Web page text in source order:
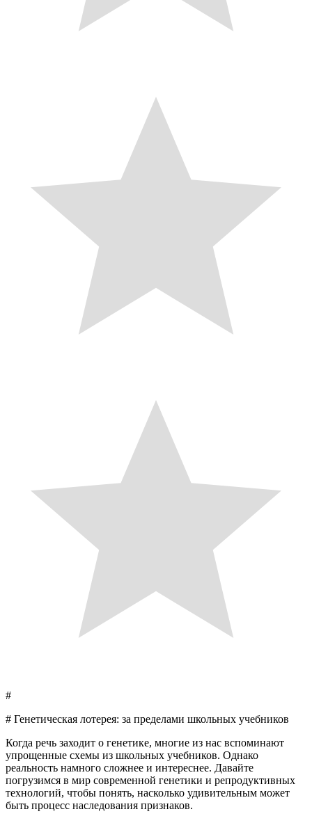
#
# Генетическая лотерея: за пределами школьных учебников
Когда речь заходит о генетике, многие из нас вспоминают
упрощенные схемы из школьных учебников. Однако
реальность намного сложнее и интереснее. Давайте
погрузимся в мир современной генетики и репродуктивных
технологий, чтобы понять, насколько удивительным может
быть процесс наследования признаков.